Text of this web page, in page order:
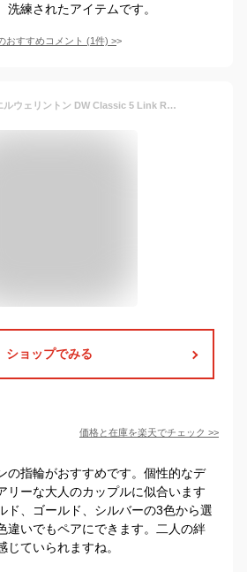
練されたアイテムです。
おすすめコメント (1件) >
リング 指輪 ダニエルウェリントン DW Classic 5 Link Ring アクセサリー ジュエリー ブランド 20代 30代 ローズゴールド ゴールド シルバー レディース 大人 かわいい 上品 綺麗 ファッション ペアリング 人気 おしゃれ ギフト プレゼント 祝い 記念 公式 2年保証
ショップでみる
価格と在庫を楽天でチェック >>
の指輪がおすすめです。個性的なデ
リーな大人のカップルに似合います
ド、ゴールド、シルバーの3色から選
違いでもペアにできます。二人の絆
ていられますね。